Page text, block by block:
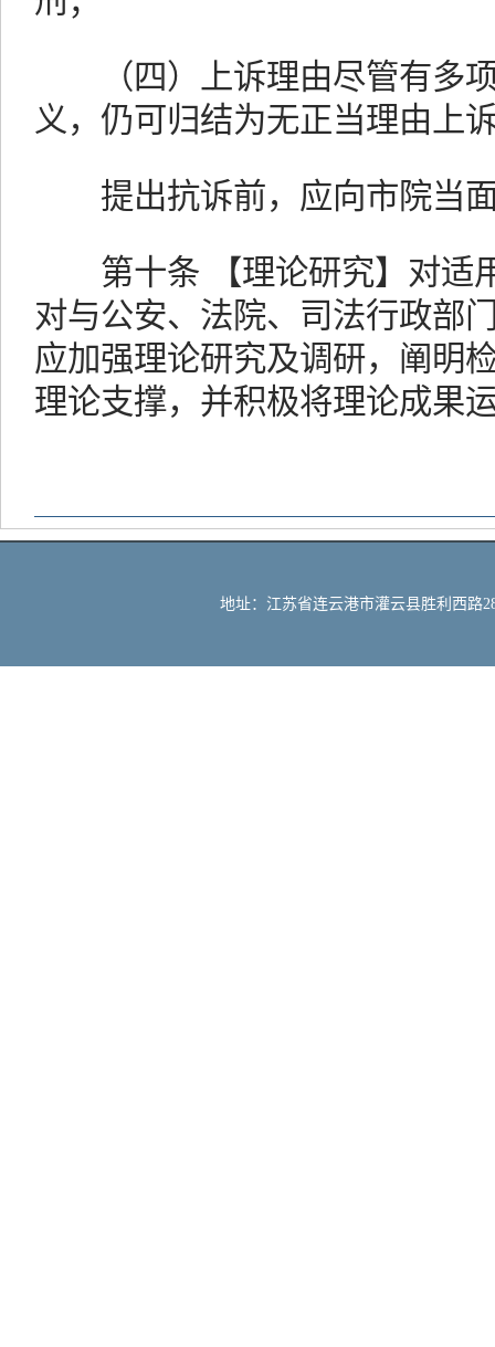
（四）上诉理由尽管有多项
义，仍可归结为无正当理由上
提出抗诉前，应向市院当
第十条 【理论研究】对适
对与公安、法院、司法行政部
应加强理论研究及调研，阐明
理论支撑，并积极将理论成果
地址：江苏省连云港市灌云县胜利西